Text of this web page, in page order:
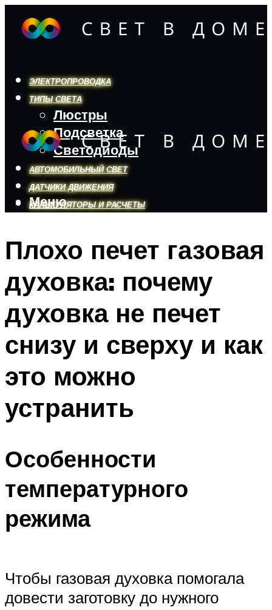
ЭЛЕКТРОПРОВОДКА
ТИПЫ СВЕТА
Люстры
Подсветка
Светодиоды
АВТОМОБИЛЬНЫЙ СВЕТ
ДАТЧИКИ ДВИЖЕНИЯ
КАЛЬКУЛЯТОРЫ И РАСЧЕТЫ
Меню
Меню
Плохо печет газовая
духовка: почему
духовка не печет
снизу и сверху и как
это можно
устранить
Особенности
температурного
режима
Чтобы газовая духовка помогала
довести заготовку до нужного